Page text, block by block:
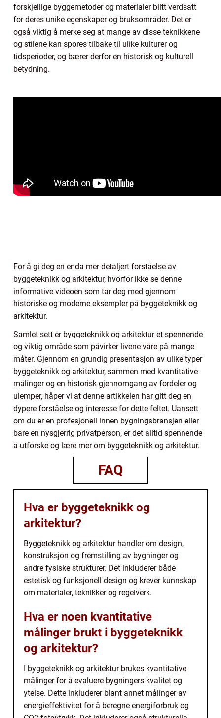
forskjellige byggemetoder og materialer blitt verdsatt
for deres unike egenskaper og bruksområder. Det er
også viktig å merke seg at mange av disse teknikkene
og stilene kan spores tilbake til ulike kulturer og
tidsperioder, og bærer derfor en historisk og kulturell
betydning.
For å gi deg en enda mer detaljert forståelse av
byggeteknikk og arkitektur, hvorfor ikke se denne
informative videoen som tar deg med gjennom
historiske og moderne eksempler på byggeteknikk og
arkitektur.
Samlet sett er byggeteknikk og arkitektur et spennende
og viktig område som påvirker livene våre på mange
måter. Gjennom en grundig presentasjon av ulike typer
byggeteknikk og arkitektur, sammen med kvantitative
målinger og en historisk gjennomgang av fordeler og
ulemper, håper vi at denne artikkelen har gitt deg en
dypere forståelse og interesse for dette feltet. Uansett
om du er en profesjonell innen bygningsbransjen eller
bare en nysgjerrig privatperson, er det alltid spennende
å utforske og lære mer om byggeteknikk og arkitektur.
FAQ
Hva er byggeteknikk og
arkitektur?
Byggeteknikk og arkitektur handler om design,
konstruksjon og fremstilling av bygninger og
andre fysiske strukturer. Det inkluderer både
estetisk og funksjonell design og krever kunnskap
om materialer, teknikker og regelverk.
Hva er noen kvantitative
målinger brukt i byggeteknikk
og arkitektur?
I byggeteknikk og arkitektur brukes kvantitative
målinger for å evaluere bygningers kvalitet og
ytelse. Dette inkluderer blant annet målinger av
energieffektivitet for å beregne energiforbruk og